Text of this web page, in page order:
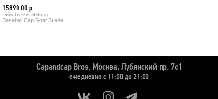
15890.00 р.
Бейсболка Stetson
Baseball Cap Goat Suede (light brown)
Capandcap Bros. Москва, Лубянский пр. 7с1
ежедневно с 11:00 до 21:00